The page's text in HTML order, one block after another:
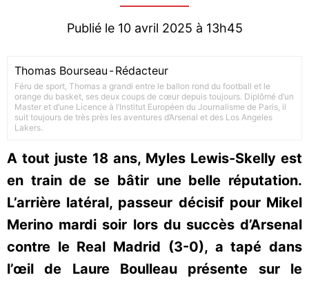
Publié le 10 avril 2025 à 13h45
Thomas Bourseau -Rédacteur
Féru de sport, Thomas a grandi entre le ballon rond du football et le
orange du basket, ses deux coups de cœur depuis toujours. Diplômé d’un
Master et d’une Licence à l’Institut Européen du Journalisme de Paris, il
suit toujours de très près les aventures d’Arsenal et des Los Angeles
Lakers.
A tout juste 18 ans, Myles Lewis-Skelly est
en train de se bâtir une belle réputation.
L’arrière latéral, passeur décisif pour Mikel
Merino mardi soir lors du succès d’Arsenal
contre le Real Madrid (3-0), a tapé dans
l’œil de Laure Boulleau présente sur le